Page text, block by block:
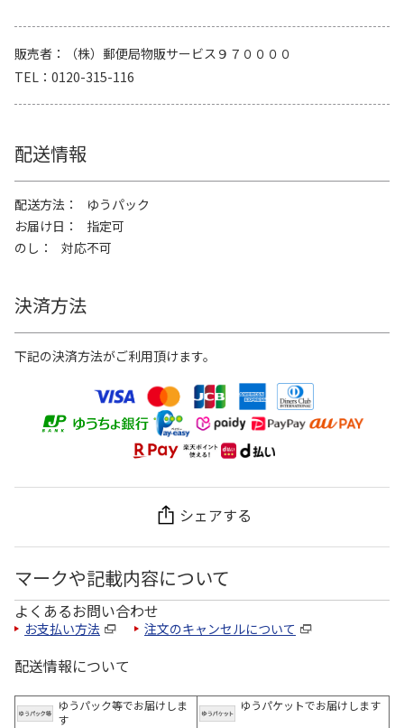
販売者
（株）郵便局物販サービス９７００００
TEL
0120-315-116
配送情報
配送方法
ゆうパック
お届け日
指定可
のし
対応不可
決済方法
下記の決済方法がご利用頂けます。
シェアする
マークや記載内容について
よくあるお問い合わせ
お支払い方法 注文のキャンセルについて
配送情報について
ゆうパック等でお届けしま
す
ゆうパケットでお届けします